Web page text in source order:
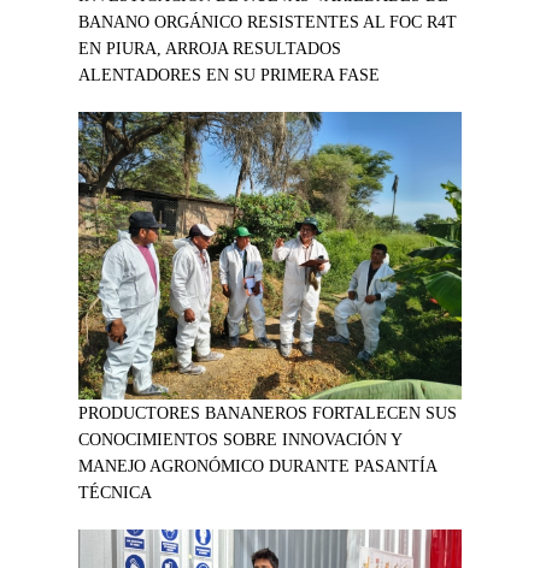
BANANO ORGÁNICO RESISTENTES AL FOC R4T
EN PIURA, ARROJA RESULTADOS
ALENTADORES EN SU PRIMERA FASE
PRODUCTORES BANANEROS FORTALECEN SUS
CONOCIMIENTOS SOBRE INNOVACIÓN Y
MANEJO AGRONÓMICO DURANTE PASANTÍA
TÉCNICA